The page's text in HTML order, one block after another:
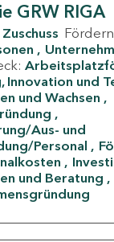
GRW RIGA
Zuschuss
Innovation und
und Wachsen
Aus- und
Personal
und Beratung